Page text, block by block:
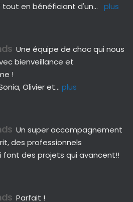
en bénéficiant d'un... plus
Une équipe de choc qui nous
bienveillance et
!
Olivier et... plus
Un super accompagnement
des professionnels
des projets qui avancent!!
Parfait !